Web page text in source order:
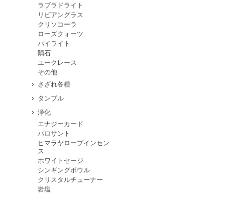
ラブラドライト
リビアングラス
クリソコーラ
ローズクォーツ
パイライト
隕石
ユークレース
その他
さざれ各種
タンブル
浄化
エナジーカード
パロサント
ヒマラヤロープインセン
ス
ホワイトセージ
シンギングボウル
クリスタルチューナー
岩塩